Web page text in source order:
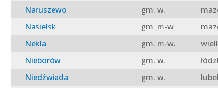
Naruszewo
gm. w.
Nasielsk
gm. m-w.
Nekla
gm. m-w.
Nieborów
gm. w.
Niedźwiada
gm. w.